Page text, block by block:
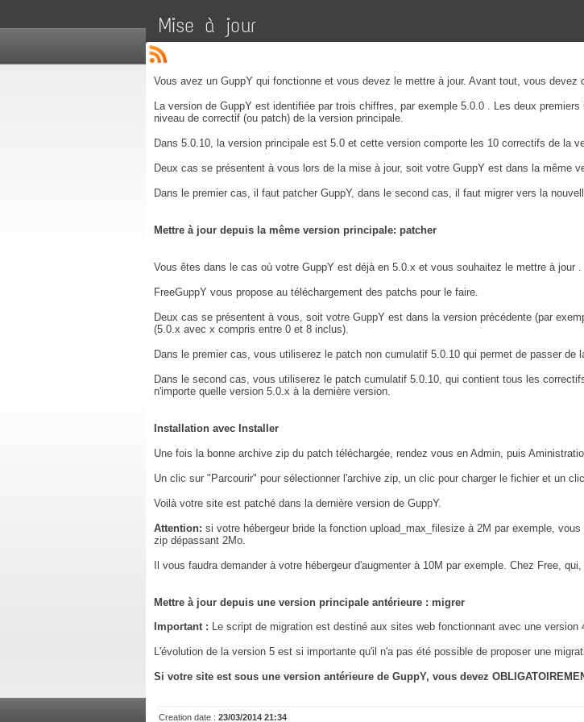
Mise à jour
Vous avez un GuppY qui fonctionne et vous devez le mettre à jour. Avant tout, vous
La version de GuppY est identifiée par trois chiffres, par exemple 5.0.0 . Les deux
niveau de correctif (ou patch) de la version principale.
Dans 5.0.10, la version principale est 5.0 et cette version comporte les 10 correctifs de la
Deux cas se présentent à vous lors de la mise à jour, soit votre GuppY est dans la même
Dans le premier cas, il faut patcher GuppY, dans le second cas, il faut migrer vers la
Mettre à jour depuis la même version principale: patcher
Vous êtes dans le cas où votre GuppY est déjà en 5.0.x et vous souhaitez le mettre à jour .
FreeGuppY vous propose au téléchargement des patchs pour le faire.
Deux cas se présentent à vous, soit votre GuppY est dans la version précédente (par
(5.0.x avec x compris entre 0 et 8 inclus).
Dans le premier cas, vous utiliserez le patch non cumulatif 5.0.10 qui permet de passer de
Dans le second cas, vous utiliserez le patch cumulatif 5.0.10, qui contient tous les
n'importe quelle version 5.0.x à la dernière version.
Installation avec Installer
Une fois la bonne archive zip du patch téléchargée, rendez vous en Admin, puis
Un clic sur "Parcourir" pour sélectionner l'archive zip, un clic pour charger le fichier et un
Voilà votre site est patché dans la dernière version de GuppY.
Attention: si votre hébergeur bride la fonction upload_max_filesize à 2M par exemple,
zip dépassant 2Mo.
Il vous faudra demander à votre hébergeur d'augmenter à 10M par exemple. Chez Free,
Mettre à jour depuis une version principale antérieure : migrer
Important : Le script de migration est destiné aux sites web fonctionnant avec une version
L'évolution de la version 5 est si importante qu'il n'a pas été possible de proposer une
Si votre site est sous une version antérieure de GuppY, vous devez
Creation date : 23/03/2014 21:34